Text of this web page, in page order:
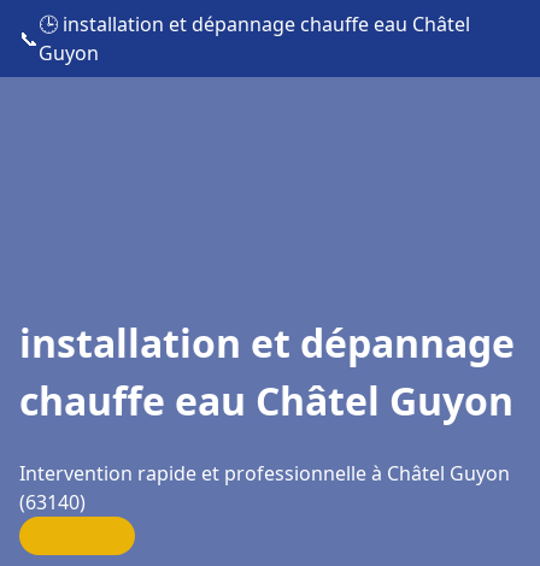
📞
🕒 installation et dépannage chauffe eau Châtel
Guyon
installation et dépannage
chauffe eau Châtel Guyon
Intervention rapide et professionnelle à Châtel Guyon
(63140)